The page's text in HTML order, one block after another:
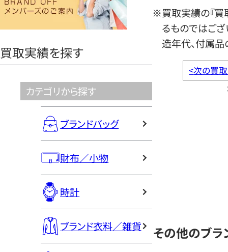
ヤ
買取実績を探す
カテゴリから探す
ブランドバッグ
財布／小物
時計
ブランド衣料／雑貨
※買取実績の『買
るものではござ
造年代、付属品
<次の買
その他のブラ